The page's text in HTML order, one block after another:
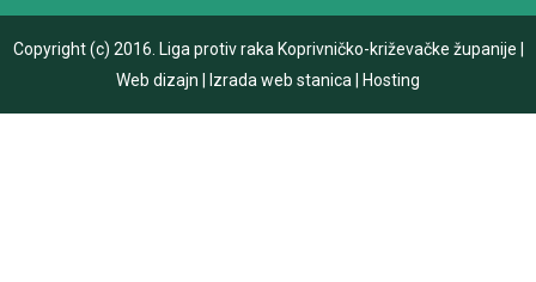
Copyright (c) 2016. Liga protiv raka Koprivničko-križevačke županije
Web dizajn
Izrada web stanica Hosting